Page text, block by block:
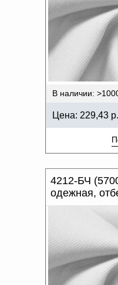
Новости | Статьи
В наличии:
Цена: 229,43 р.
4212-БЧ
одежная,